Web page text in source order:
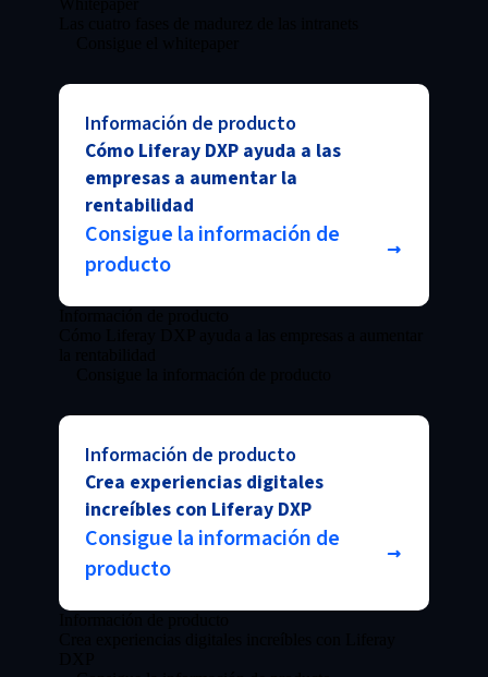
Información de producto
Cómo Liferay DXP ayuda a las
empresas a aumentar la
rentabilidad
Consigue la información de
producto
Información de producto
Crea experiencias digitales
increíbles con Liferay DXP
Consigue la información de
producto